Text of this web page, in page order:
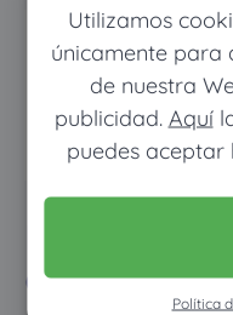
Utilizamos
únicamente para
de nuestra
publicidad. Aquí
puedes aceptar
Política
Pon tus
cuánto